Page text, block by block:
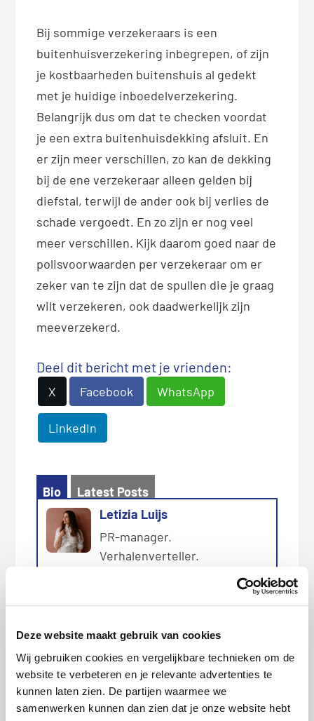
Deze website maakt gebruik van cookies
Wij gebruiken cookies en vergelijkbare technieken om de
website te verbeteren en je relevante advertenties te
kunnen laten zien. De partijen waarmee we
samenwerken kunnen dan zien dat je onze website hebt
Bij sommige verzekeraars is een
buitenhuisverzekering inbegrepen, of zijn
je kostbaarheden buitenshuis al gedekt
met je huidige inboedelverzekering.
Belangrijk dus om dat te checken voordat
je een extra buitenhuisdekking afsluit. En
er zijn meer verschillen, zo kan de dekking
bij de ene verzekeraar alleen gelden bij
diefstal, terwijl de ander ook bij verlies de
schade vergoedt. En zo zijn er nog veel
meer verschillen. Kijk daarom goed naar de
polisvoorwaarden per verzekeraar om er
zeker van te zijn dat de spullen die je graag
wilt verzekeren, ook daadwerkelijk zijn
meeverzekerd.
Deel dit bericht met je vrienden:
X Facebook WhatsApp
LinkedIn
Bio
Latest Posts
Letizia Luijs
PR-manager.
Verhalenverteller.
Nieuwsjager. Drinkt graag
Categorie: Persberichten